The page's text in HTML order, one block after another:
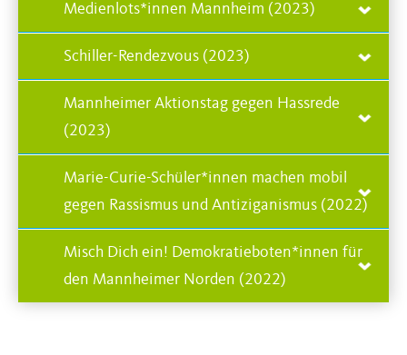
Medienlots*innen Mannheim (2023)
Schiller-Rendezvous (2023)
Mannheimer Aktionstag gegen Hassrede
(2023)
Marie-Curie-Schüler*innen machen mobil
gegen Rassismus und Antiziganismus (2022)
Misch Dich ein! Demokratieboten*innen für
den Mannheimer Norden (2022)